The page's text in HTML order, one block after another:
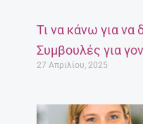
Τι να κάνω για να
Συμβουλές για
27 Απριλίου, 2025